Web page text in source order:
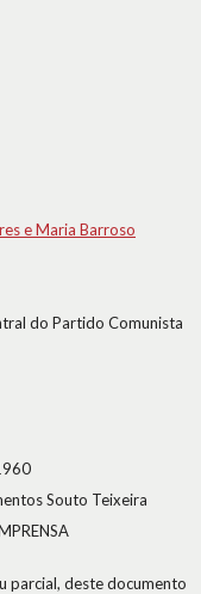
e Maria Barroso
do Partido Comunista
Souto Teixeira
parcial, deste documento